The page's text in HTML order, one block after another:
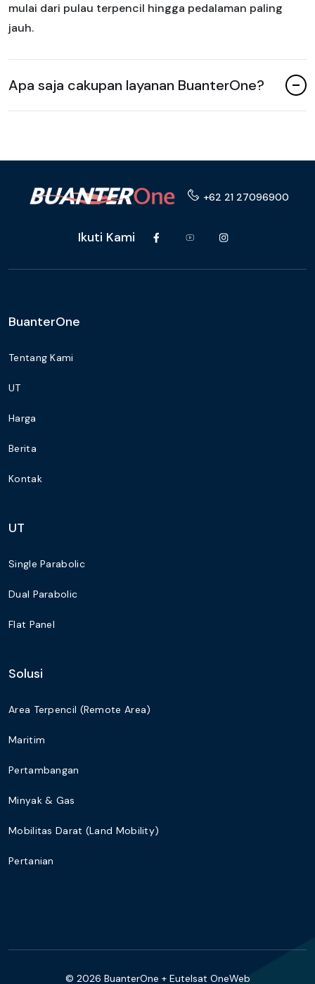
mulai dari pulau terpencil hingga pedalaman paling
jauh.
Apa saja cakupan layanan BuanterOne?
+62 21 27096900
Ikuti Kami
BuanterOne
Tentang Kami
UT
Harga
Berita
Kontak
UT
Single Parabolic
Dual Parabolic
Flat Panel
Solusi
Area Terpencil (Remote Area)
Maritim
Pertambangan
Minyak & Gas
Mobilitas Darat (Land Mobility)
Pertanian
© 2026 BuanterOne + Eutelsat OneWeb